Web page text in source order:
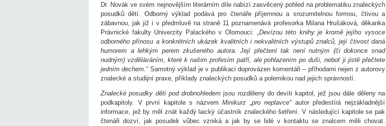
Dr. Novák ve svém nejnovějším literárním díle nabízí zasvěcený pohled na problematiku znaleckých
posudků dětí. Odborný výklad podává pro čtenáře příjemnou a srozumitelnou formou, čtivou a
zábavnou, jak již i v předmluvě na straně 11 poznamenává profesorka Milana Hrušáková, děkanka
Právnické fakulty Univerzity Palackého v Olomouci:
„Devízou této knihy je kromě jejího vysoce
odborného přínosu a konkrétních ukázek kvalitních i nekvalitních výstupů znalců, její čtivost daná
humorem a lehkým perem zkušeného autora. Její přečtení tak není nutným (či dokonce snad
nudným) vzděláváním, které k našim profesím patří, ale pohlazením po duši, neboť ji jistě přečtete
jedním dechem.“Samotný výklad je v publikaci doprovázen komentáři – příhodami nejen z autorovy
znalecké a studijní praxe, příklady znaleckých posudků a polemikou nad jejich správností.
Znalecké posudky dětí pod drobnohledem jsou rozděleny do devíti kapitol, jež jsou dále děleny na
podkapitoly. V první kapitole s názvemMinikurz „pro neplavce“autor předestírá nejzákladnější
informace, jež by měl znát každý laický účastník znaleckého šetření. V následující kapitole se pak
čtenáři dozví, jak posudek vůbec vzniká a jak by se lidé v kontaktu se znalcem měli chovat.